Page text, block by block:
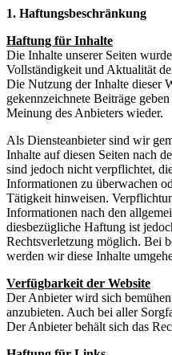
1. Haftungsbeschränkung
Haftung für Inhalte
Die Inhalte unserer Seiten
Vollständigkeit und Aktualität
Die Nutzung der Inhalte dieser
gekennzeichnete Beiträge
Meinung des Anbieters wieder.
Als Diensteanbieter sind wir
Inhalte auf diesen Seiten nach
sind jedoch nicht verpflichtet,
Informationen zu überwachen
Tätigkeit hinweisen.
Informationen nach den
diesbezügliche Haftung ist
Rechtsverletzung möglich. Bei
werden wir diese Inhalte
Verfügbarkeit der Website
Der Anbieter wird sich
anzubieten. Auch bei aller
Der Anbieter behält sich das